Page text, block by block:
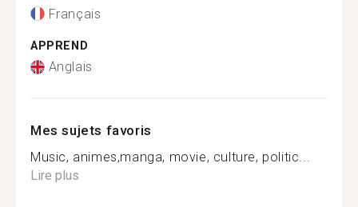
Français
APPREND
Anglais
Mes sujets favoris
Music, animes,manga, movie, culture, politic...
Lire plus